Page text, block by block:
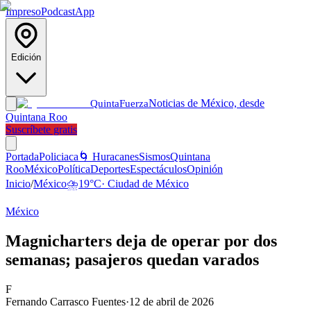
ImpresoPodcastApp
Edición
QuintaFuerzaNoticias de México, desde
Quintana Roo
Suscríbete gratis
PortadaPoliciaca 🌀 HuracanesSismosQuintana
RooMéxicoPolíticaDeportesEspectáculosOpinión
Inicio/México⛈️19°C· Ciudad de México
México
Magnicharters deja de operar por dos
semanas; pasajeros quedan varados
F
Fernando Carrasco Fuentes·12 de abril de 2026